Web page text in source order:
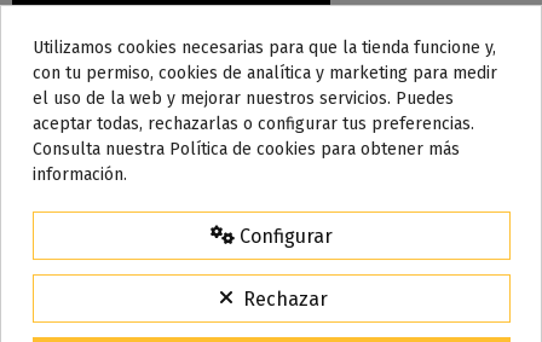
Descripción
Utilizamos cookies necesarias para que la tienda funcione y,
con tu permiso, cookies de analítica y marketing para medir
el uso de la web y mejorar nuestros servicios. Puedes
aceptar todas, rechazarlas o configurar tus preferencias.
Consulta nuestra Política de cookies para obtener más
información.
Configurar
Rechazar